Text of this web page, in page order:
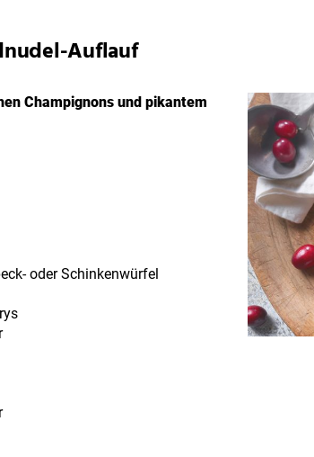
Auflauf
Champignons und pikantem
oder Schinkenwürfel